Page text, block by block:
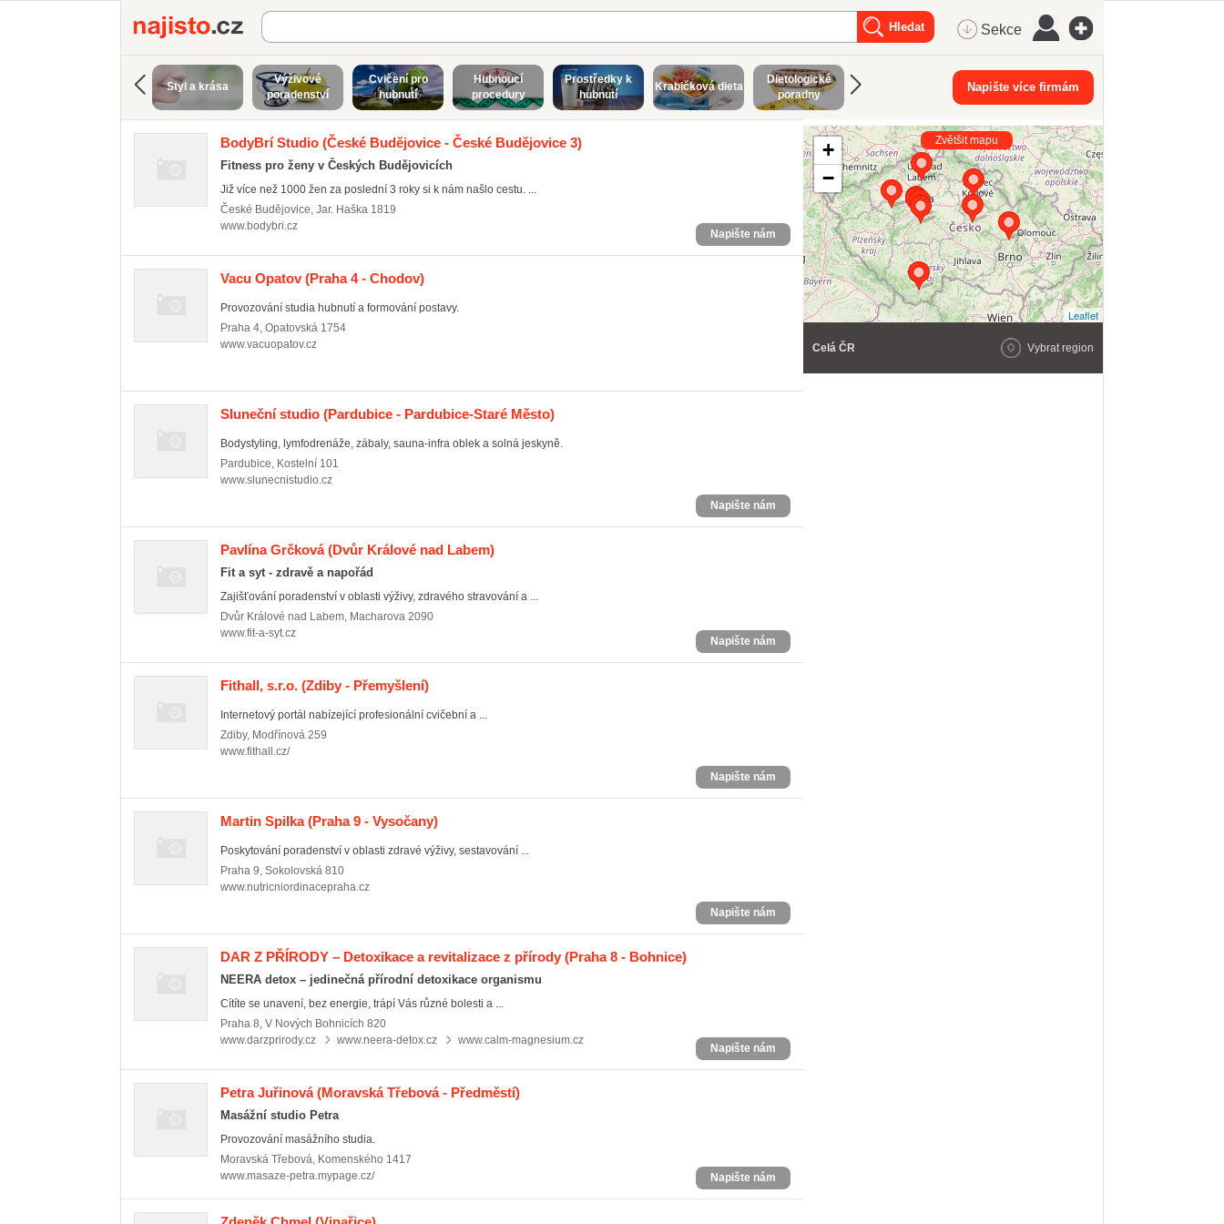
Najisto.cz Sekce
Styl a krása
Výživové
poradenství
Cvičení pro
hubnutí
Hubnoucí
procedury
Prostředky k
hubnutí
Krabičková dieta
Dietologické
poradny
Napište více firmám
BodyBrí Studio (České Budějovice - České Budějovice 3)
Fitness pro ženy v Českých Budějovicích
Již více než 1000 žen za poslední 3 roky si k nám našlo cestu. ...
České Budějovice, Jar. Haška 1819
www.bodybri.cz
Napište nám
Vacu Opatov(Praha 4 - Chodov)
Provozování studia hubnutí a formování postavy.
Praha 4, Opatovská 1754
www.vacuopatov.cz
Sluneční studio (Pardubice - Pardubice-Staré Město)
Bodystyling, lymfodrenáže, zábaly, sauna-infra oblek a solná jeskyně.
Pardubice, Kostelní 101
www.slunecnistudio.cz
Napište nám
Pavlína Grčková(Dvůr Králové nad Labem)
Fit a syt - zdravě a napořád
Zajišťování poradenství v oblasti výživy, zdravého stravování a ...
Dvůr Králové nad Labem, Macharova 2090
www.fit-a-syt.cz
Napište nám
Fithall, s.r.o. (Zdiby - Přemyšlení)
Internetový portál nabízející profesionální cvičební a ...
Zdiby, Modřínová 259
www.fithall.cz/
Napište nám
Martin Spilka(Praha 9 - Vysočany)
Poskytování poradenství v oblasti zdravé výživy, sestavování ...
Praha 9, Sokolovská 810
www.nutricniordinacepraha.cz
Napište nám
DAR Z PŘÍRODY – Detoxikace a revitalizace z přírody (Praha 8 - Bohnice)
NEERA detox – jedinečná přírodní detoxikace organismu
Cítíte se unavení, bez energie, trápí Vás různé bolesti a ...
Praha 8, V Nových Bohnicích 820
www.darzprirody.cz
www.neera-detox.cz www.calm-magnesium.cz
Napište nám
Petra Juřinová(Moravská Třebová - Předměstí)
Masážní studio Petra
Provozování masážního studia.
Moravská Třebová, Komenského 1417
www.masaze-petra.mypage.cz/
Napište nám
+
−
Leaflet
Zvětšit mapu
Celá ČR Vybrat region